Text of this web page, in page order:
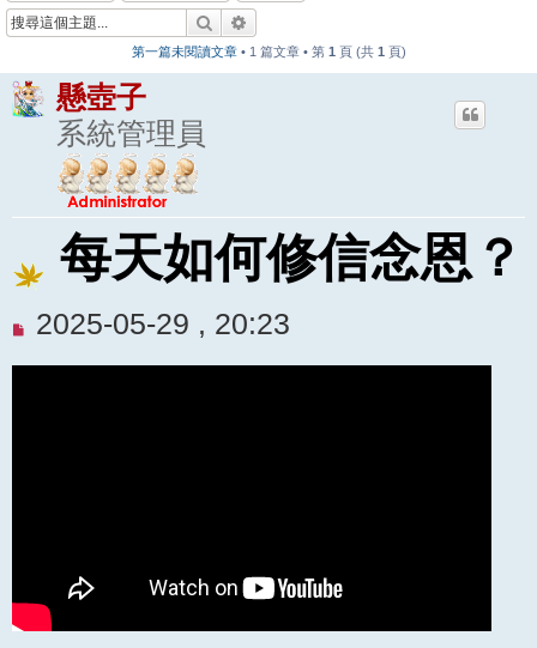
搜尋
第一篇未閱讀文章• 1 篇文章 • 第 1 頁 (共 1 頁)
懸壺子
系統管理員
每天如何修信念恩？
未
閱
2025-05-29 , 20:23